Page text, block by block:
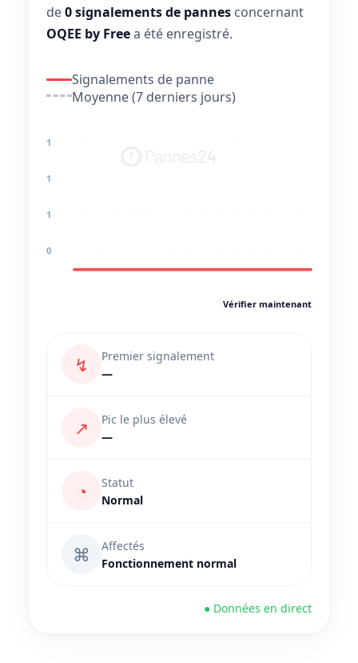
de0 signalements de pannes concernant
OQEE by Freea été enregistré.
Signalements de panne
Moyenne (7 derniers jours)
1
1
1
0
Vérifier maintenant
↯
Premier signalement
—
↗
Pic le plus élevé
—
◔
Statut
Normal
⌘
Affectés
Fonctionnement normal
● Données en direct